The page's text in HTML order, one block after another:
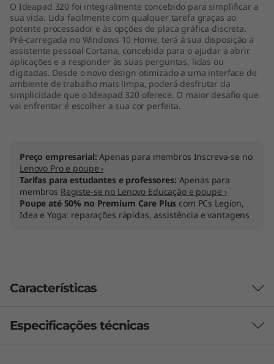
O Ideapad 320 foi integralmente concebido para simplificar a
sua vida. Lida facilmente com qualquer tarefa graças ao
potente processador e às opções de placa gráfica discreta.
Pré-carregada no Windows 10 Home, terá à sua disposição a
assistente pessoal Cortana, concebida para o ajudar a abrir
aplicações e a responder às suas perguntas, lidas ou
digitadas. Desde o novo design otimizado a uma interface de
ambiente de trabalho mais limpa, poderá desfrutar da
simplicidade que o Ideapad 320 oferece. O maior desafio que
vai enfrentar é escolher a sua cor perfeita.
Preço empresarial:Apenas para membros Inscreva-se no
Lenovo Pro e poupe ›
Tarifas para estudantes e professores: Apenas para
membros Registe-se no Lenovo Educação e poupe ›
Poupe até 50% no Premium Care Plus com PCs Legion,
Idea e Yoga: reparações rápidas, assistência e vantagens
Características
Especificações técnicas